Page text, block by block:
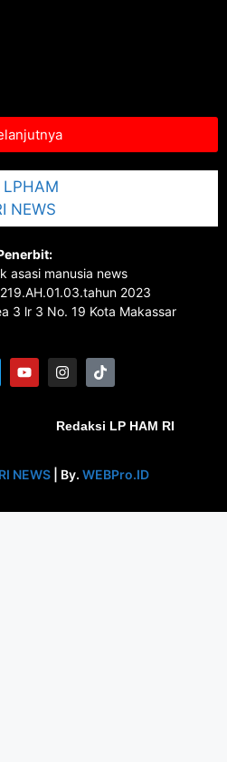
asasi manusia news
2023
3 lr 3 No. 19 Kota Makassar
Redaksi LP HAM RI
NEWS| By. WEBPro.ID